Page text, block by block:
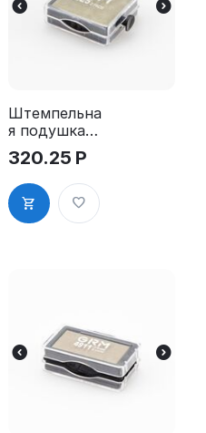
Штемпельна
я подушка
для GRM
4925 2Pads,
синяя
320.25 Р